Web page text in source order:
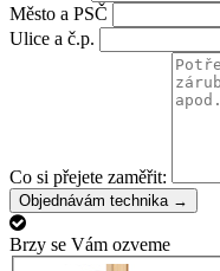
Město a PSČ
Ulice a č.p.
Co si přejete zaměřit:
Objednávám technika →
Brzy se Vám ozveme